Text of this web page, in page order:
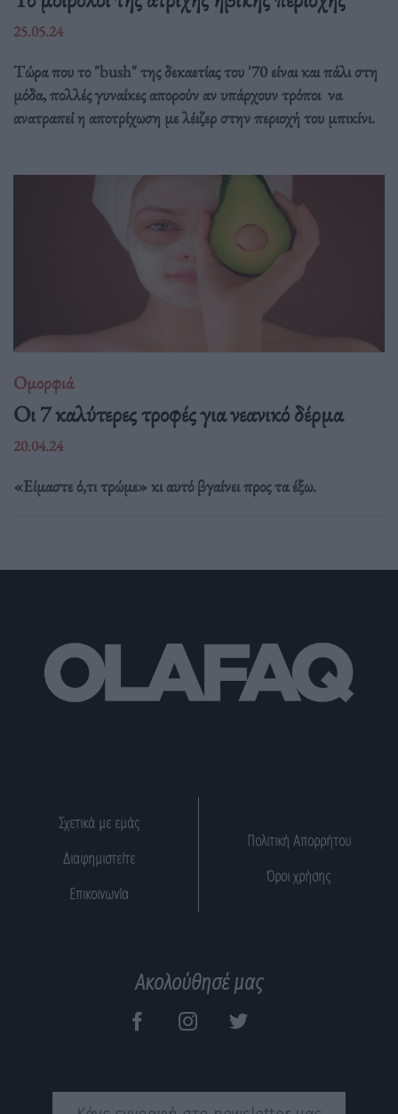
25.05.24
Τώρα που το "bush" της δεκαετίας του '70 είναι και πάλι στη
μόδα, πολλές γυναίκες απορούν αν υπάρχουν τρόποι να
ανατραπεί η αποτρίχωση με λέιζερ στην περιοχή του μπικίνι.
Ομορφιά
Οι 7 καλύτερες τροφές για νεανικό δέρμα
20.04.24
«Είμαστε ό,τι τρώμε» κι αυτό βγαίνει προς τα έξω.
Σχετικά με εμάς
Διαφημιστείτε
Επικοινωνία
Πολιτική Απορρήτου
Όροι χρήσης
Ακολούθησέ μας